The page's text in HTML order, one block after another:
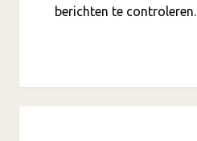
berichten te controleren.